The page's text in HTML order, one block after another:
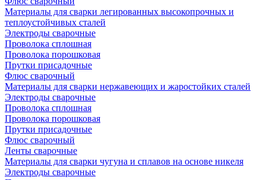
Материалы для сварки легированных высокопрочных и
теплоустойчивых сталей
Электроды сварочные
Проволока сплошная
Проволока порошковая
Прутки присадочные
Флюс сварочный
Материалы для сварки нержавеющих и жаростойких сталей
Электроды сварочные
Проволока сплошная
Проволока порошковая
Прутки присадочные
Флюс сварочный
Ленты сварочные
Материалы для сварки чугуна и сплавов на основе никеля
Электроды сварочные